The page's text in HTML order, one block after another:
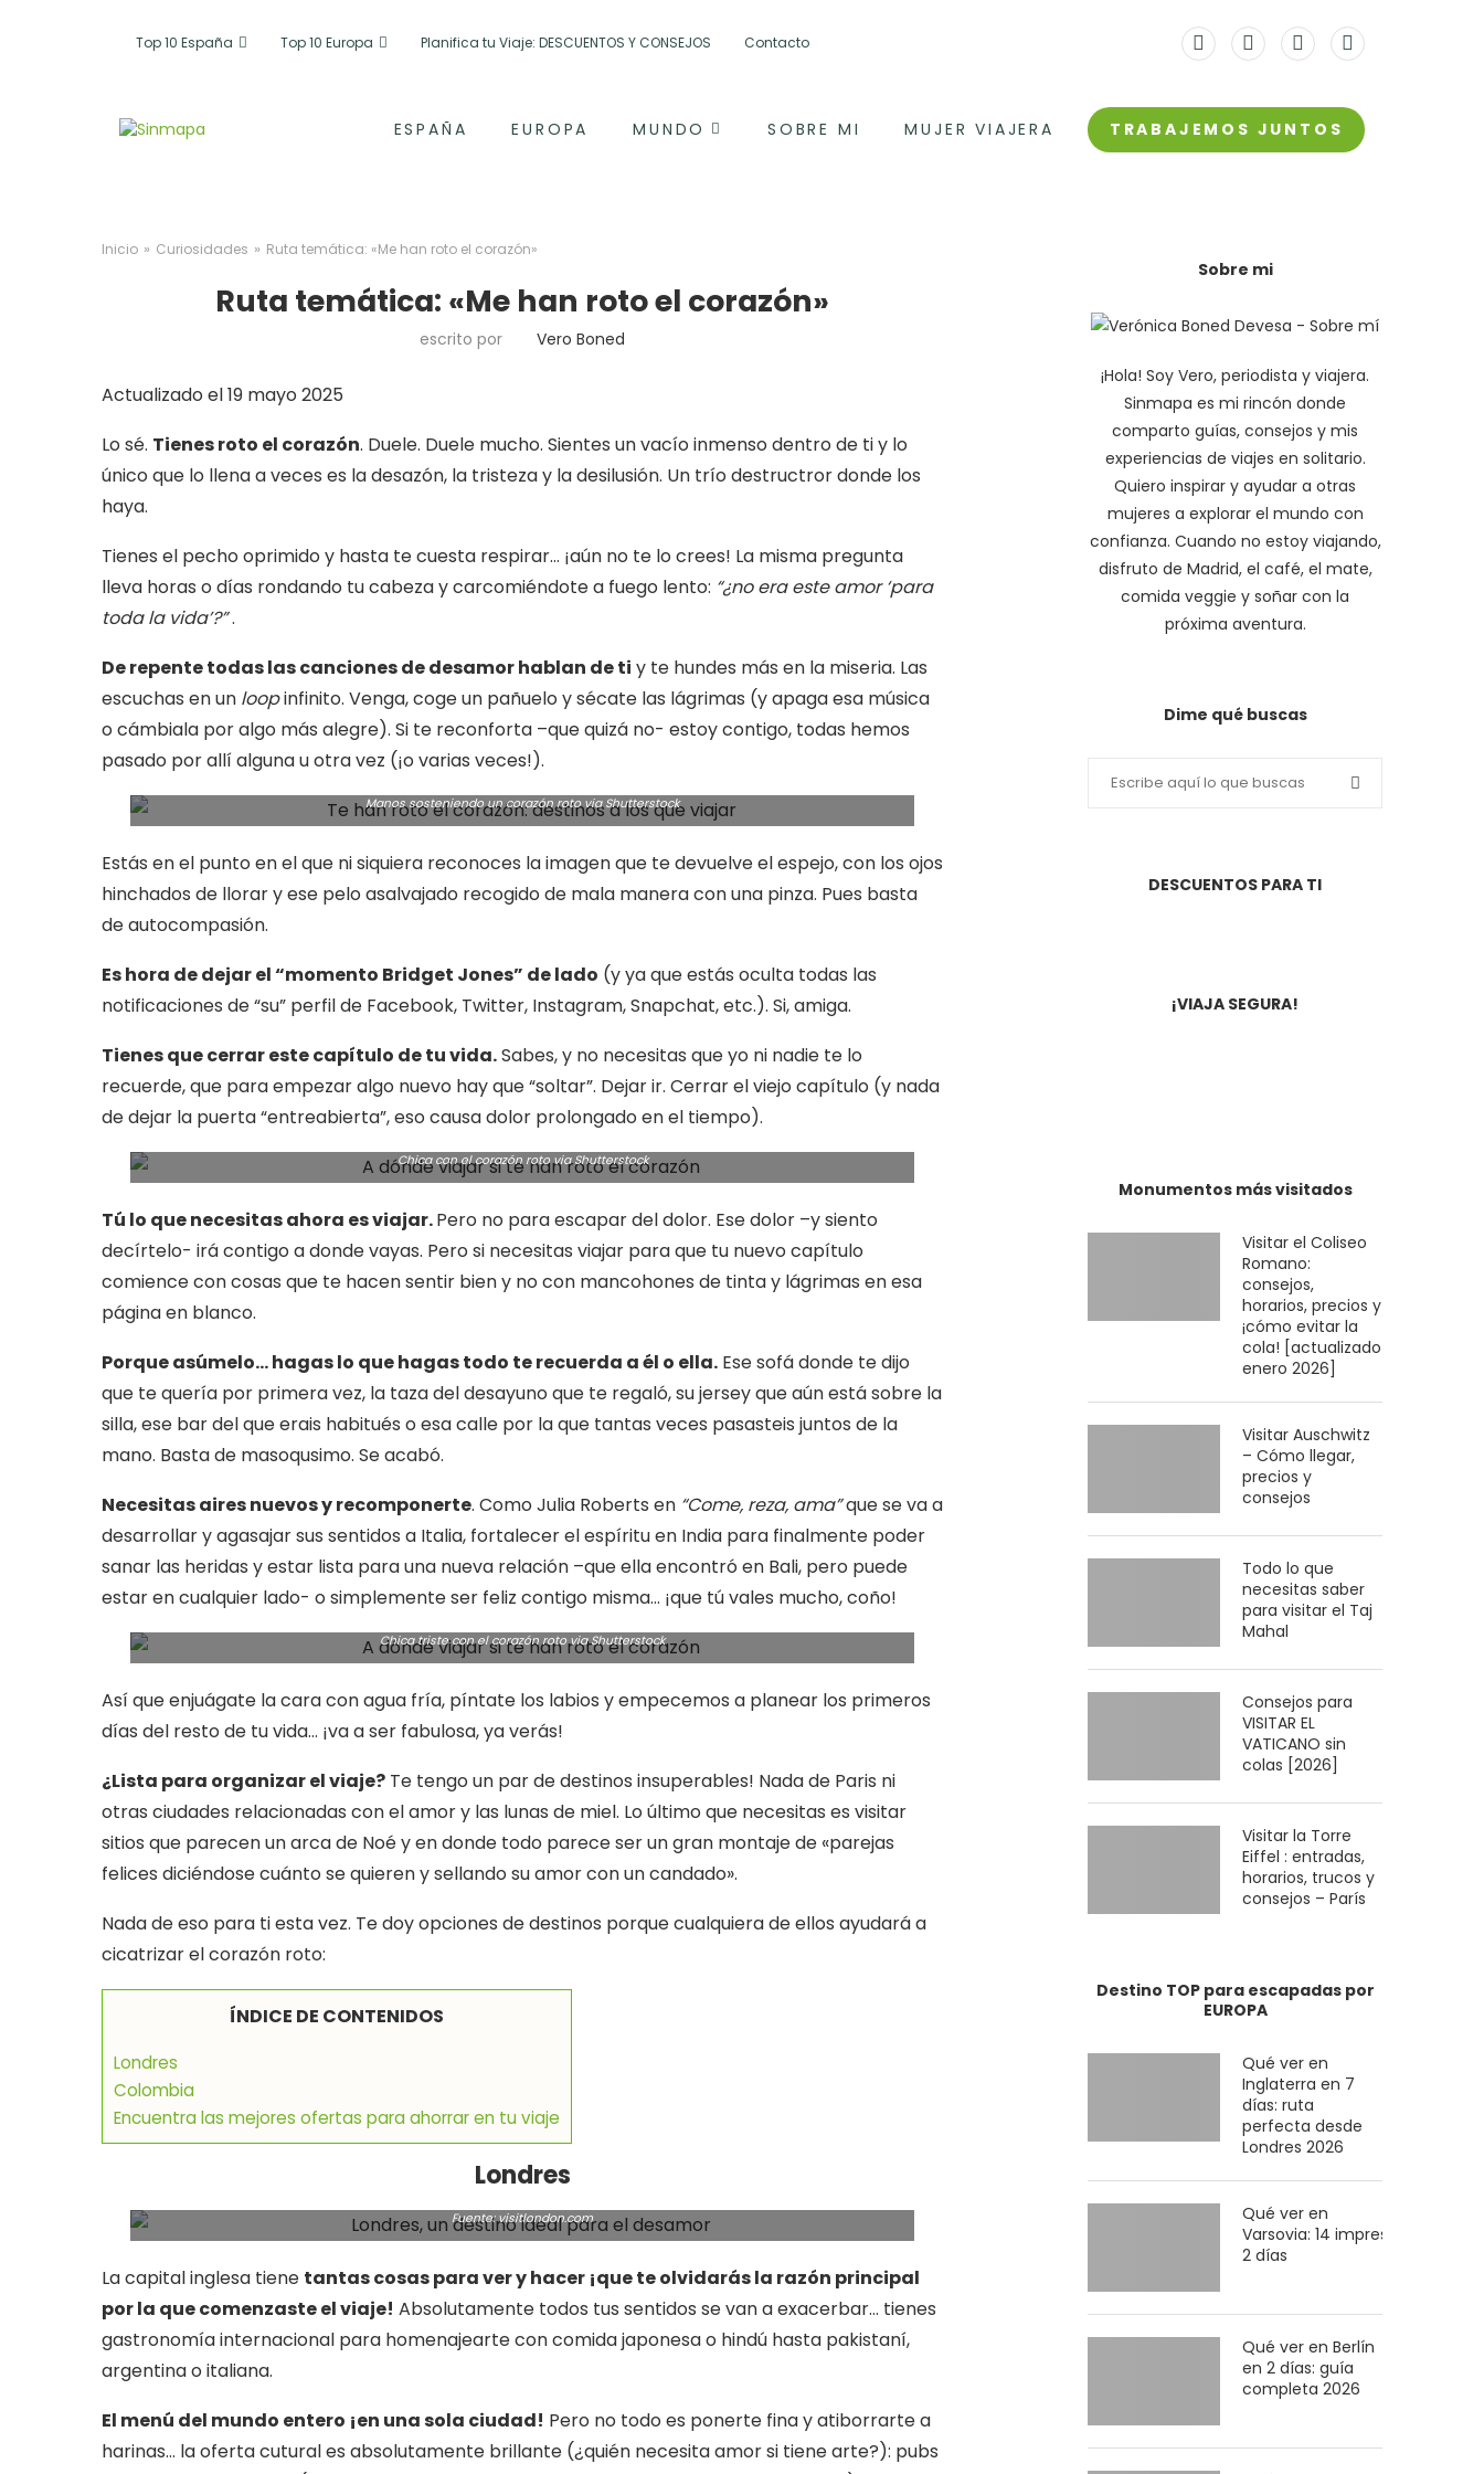
Top 10 España Top 10 Europa Planifica tu Viaje: DESCUENTOS Y CONSEJOS Contacto
ESPAÑA EUROPA MUNDO SOBRE MI MUJER VIAJERA TRABAJEMOS JUNTOS
Inicio » Curiosidades » Ruta temática: «Me han roto el corazón»
Ruta temática: «Me han roto el corazón»
escrito por Vero Boned
Actualizado el 19 mayo 2025
Lo sé. Tienes roto el corazón. Duele. Duele mucho. Sientes un vacío inmenso dentro de ti y lo
único que lo llena a veces es la desazón, la tristeza y la desilusión. Un trío destructror donde los
haya.
Tienes el pecho oprimido y hasta te cuesta respirar… ¡aún no te lo crees! La misma pregunta
lleva horas o días rondando tu cabeza y carcomiéndote a fuego lento: “¿no era este amor ‘para
toda la vida’?”.
De repente todas las canciones de desamor hablan de ti y te hundes más en la miseria. Las
escuchas en un loopinfinito. Venga, coge un pañuelo y sécate las lágrimas (y apaga esa música
o cámbiala por algo más alegre). Si te reconforta –que quizá no- estoy contigo, todas hemos
pasado por allí alguna u otra vez (¡o varias veces!).
Manos sosteniendo un corazón roto via Shutterstock
Estás en el punto en el que ni siquiera reconoces la imagen que te devuelve el espejo, con los ojos
hinchados de llorar y ese pelo asalvajado recogido de mala manera con una pinza. Pues basta
de autocompasión.
Es hora de dejar el “momento Bridget Jones” de lado (y ya que estás oculta todas las
notificaciones de “su” perfil de Facebook, Twitter, Instagram, Snapchat, etc.). Si, amiga.
Tienes que cerrar este capítulo de tu vida.Sabes, y no necesitas que yo ni nadie te lo
recuerde, que para empezar algo nuevo hay que “soltar”. Dejar ir. Cerrar el viejo capítulo (y nada
de dejar la puerta “entreabierta”, eso causa dolor prolongado en el tiempo).
Chica con el corazón roto via Shutterstock
Tú lo que necesitas ahora es viajar.Pero no para escapar del dolor. Ese dolor –y siento
decírtelo- irá contigo a donde vayas. Pero si necesitas viajar para que tu nuevo capítulo
comience con cosas que te hacen sentir bien y no con mancohones de tinta y lágrimas en esa
página en blanco.
Porque asúmelo… hagas lo que hagas todo te recuerda a él o ella. Ese sofá donde te dijo
que te quería por primera vez, la taza del desayuno que te regaló, su jersey que aún está sobre la
silla, ese bar del que erais habitués o esa calle por la que tantas veces pasasteis juntos de la
mano. Basta de masoqusimo. Se acabó.
Necesitas aires nuevos y recomponerte. Como Julia Roberts en “Come, reza, ama”que se va a
desarrollar y agasajar sus sentidos a Italia, fortalecer el espíritu en India para finalmente poder
sanar las heridas y estar lista para una nueva relación –que ella encontró en Bali, pero puede
estar en cualquier lado- o simplemente ser feliz contigo misma… ¡que tú vales mucho, coño!
Chica triste con el corazón roto via Shutterstock
Así que enjuágate la cara con agua fría, píntate los labios y empecemos a planear los primeros
días del resto de tu vida… ¡va a ser fabulosa, ya verás!
¿Lista para organizar el viaje? Te tengo un par de destinos insuperables! Nada de Paris ni
otras ciudades relacionadas con el amor y las lunas de miel. Lo último que necesitas es visitar
sitios que parecen un arca de Noé y en donde todo parece ser un gran montaje de «parejas
felices diciéndose cuánto se quieren y sellando su amor con un candado».
Nada de eso para ti esta vez. Te doy opciones de destinos porque cualquiera de ellos ayudará a
cicatrizar el corazón roto:
ÍNDICE DE CONTENIDOS
Londres
Colombia
Encuentra las mejores ofertas para ahorrar en tu viaje
Londres
Fuente: visitlondon.com
La capital inglesa tiene tantas cosas para ver y hacer ¡que te olvidarás la razón principal
por la que comenzaste el viaje! Absolutamente todos tus sentidos se van a exacerbar… tienes
gastronomía internacional para homenajearte con comida japonesa o hindú hasta pakistaní,
argentina o italiana.
El menú del mundo entero ¡en una sola ciudad! Pero no todo es ponerte fina y atiborrarte a
harinas… la oferta cutural es absolutamente brillante (¿quién necesita amor si tiene arte?): pubs
Sobre mi
¡Hola! Soy Vero, periodista y viajera.
Sinmapa es mi rincón donde
comparto guías, consejos y mis
experiencias de viajes en solitario.
Quiero inspirar y ayudar a otras
mujeres a explorar el mundo con
confianza. Cuando no estoy viajando,
disfruto de Madrid, el café, el mate,
comida veggie y soñar con la
próxima aventura.
Dime qué buscas
DESCUENTOS PARA TI
¡VIAJA SEGURA!
aventura. Ya a la venta en Amazon
Monumentos más visitados
Visitar el Coliseo
Romano:
consejos,
horarios, precios y
¡cómo evitar la
cola! [actualizado
enero 2026]
Visitar Auschwitz
– Cómo llegar,
precios y
consejos
Todo lo que
necesitas saber
para visitar el Taj
Mahal
Consejos para
VISITAR EL
VATICANO sin
colas [2026]
Visitar la Torre
Eiffel : entradas,
horarios, trucos y
consejos – París
Destino TOP para escapadas por
EUROPA
Qué ver en
Inglaterra en 7
días: ruta
perfecta desde
Londres 2026
Qué ver en
Varsovia: 14 imprescindibles en
2 días
Qué ver en Berlín
en 2 días: guía
completa 2026